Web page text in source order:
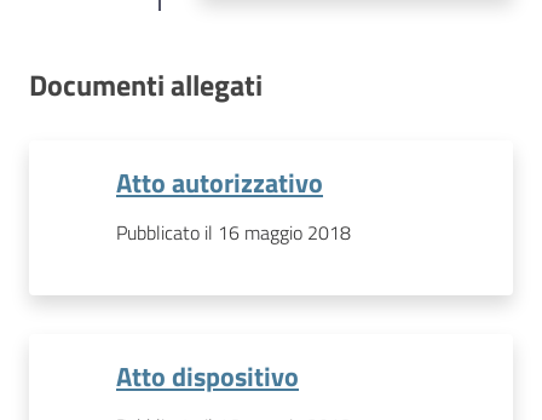
Documenti allegati
Atto autorizzativo
Pubblicato il 16 maggio 2018
Atto dispositivo